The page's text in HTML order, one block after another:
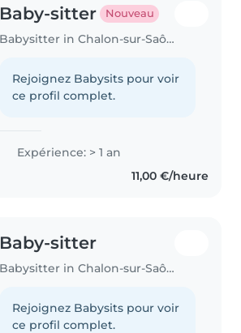
Baby-sitter Nouveau
Babysitter in Chalon-sur-Saône
Rejoignez Babysits pour voir
ce profil complet.
Expérience: > 1 an
11,00 €/heure
Baby-sitter
Babysitter in Chalon-sur-Saône
Rejoignez Babysits pour voir
ce profil complet.